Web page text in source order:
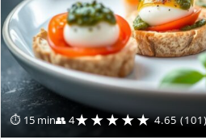
⏱ 15 min👥 4★★★★★ 4.65